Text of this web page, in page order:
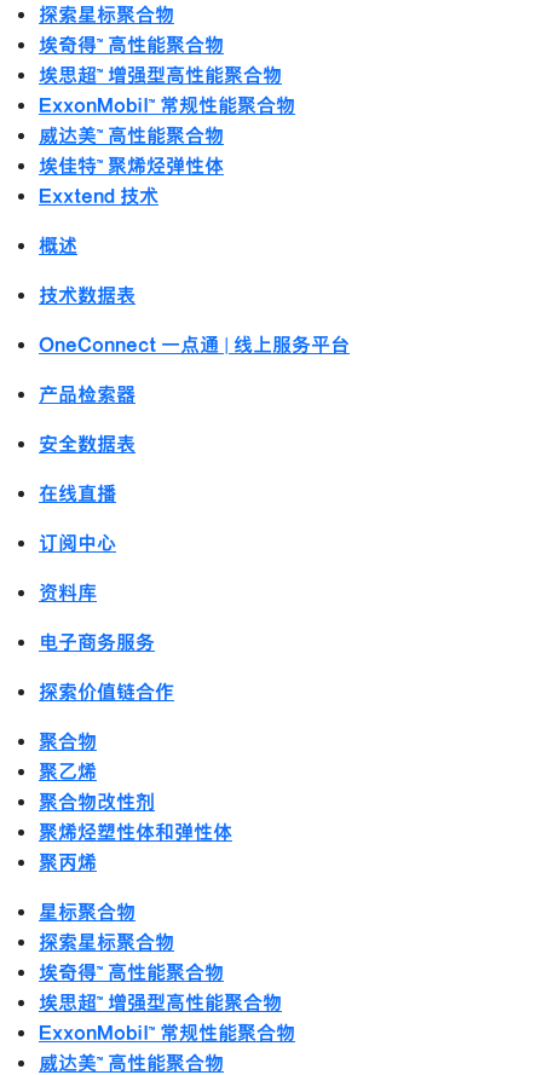
探索星标聚合物
埃奇得™ 高性能聚合物
埃思超™ 增强型高性能聚合物
ExxonMobil™ 常规性能聚合物
威达美™ 高性能聚合物
埃佳特™ 聚烯烃弹性体
Exxtend 技术
概述
技术数据表
OneConnect 一点通 | 线上服务平台
产品检索器
安全数据表
在线直播
订阅中心
资料库
电子商务服务
探索价值链合作
聚合物
聚乙烯
聚合物改性剂
聚烯烃塑性体和弹性体
聚丙烯
星标聚合物
探索星标聚合物
埃奇得™ 高性能聚合物
埃思超™ 增强型高性能聚合物
ExxonMobil™ 常规性能聚合物
威达美™ 高性能聚合物